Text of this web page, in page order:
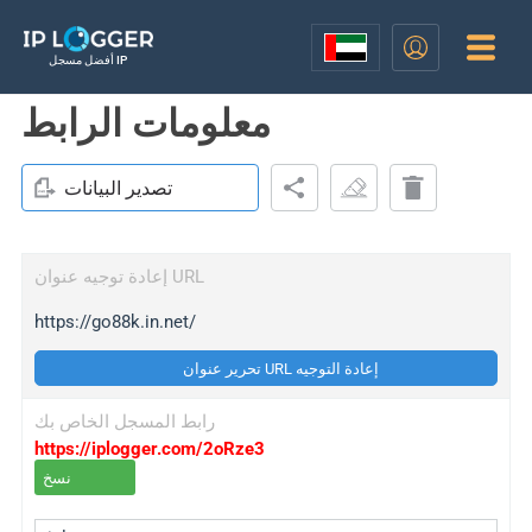
أفضل مسجل IP
معلومات الرابط
تصدير البيانات
إعادة توجيه عنوان URL
https://go88k.in.net/
تحرير عنوان URL إعادة التوجيه
رابط المسجل الخاص بك
https://iplogger.com/2oRze3
نسخ